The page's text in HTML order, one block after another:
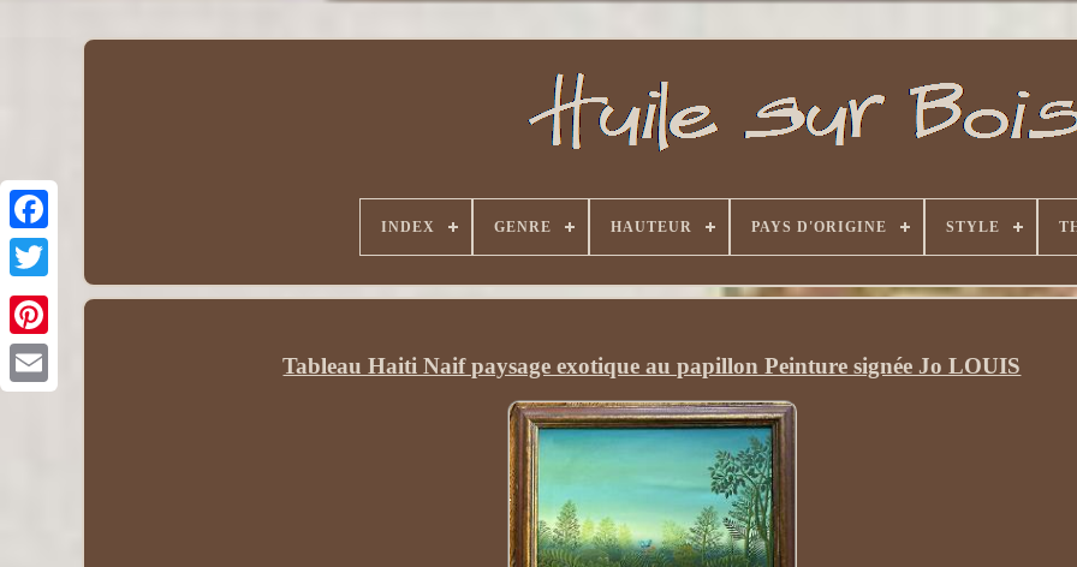
INDEX GENRE HAUTEUR PAYS D'ORIGINE STYLE
Tableau Haiti Naif paysage exotique au papillon Peinture signée Jo LOUIS